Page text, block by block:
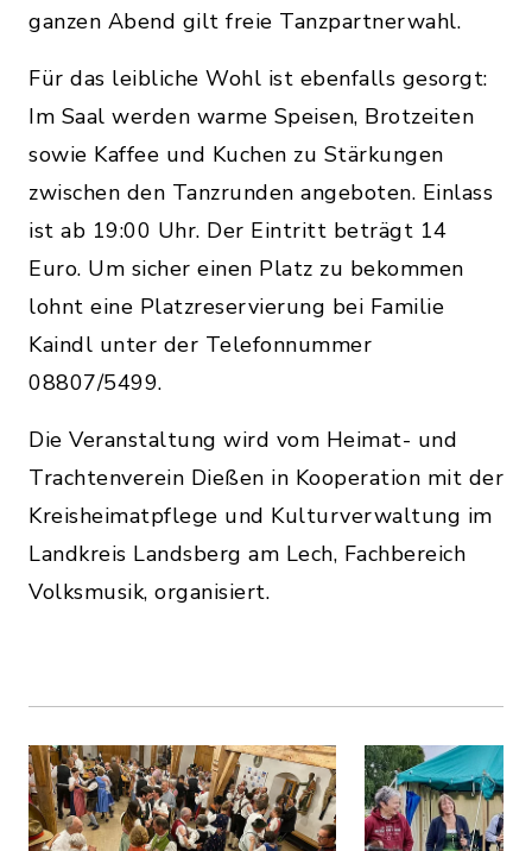
ganzen Abend gilt freie Tanzpartnerwahl.
Für das leibliche Wohl ist ebenfalls gesorgt:
Im Saal werden warme Speisen, Brotzeiten
sowie Kaffee und Kuchen zu Stärkungen
zwischen den Tanzrunden angeboten. Einlass
ist ab 19:00 Uhr. Der Eintritt beträgt 14
Euro. Um sicher einen Platz zu bekommen
lohnt eine Platzreservierung bei Familie
Kaindl unter der Telefonnummer
08807/5499.
Die Veranstaltung wird vom Heimat- und
Trachtenverein Dießen in Kooperation mit der
Kreisheimatpflege und Kulturverwaltung im
Landkreis Landsberg am Lech, Fachbereich
Volksmusik, organisiert.